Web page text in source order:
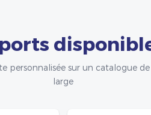
personnalisée sur un catalogue
large